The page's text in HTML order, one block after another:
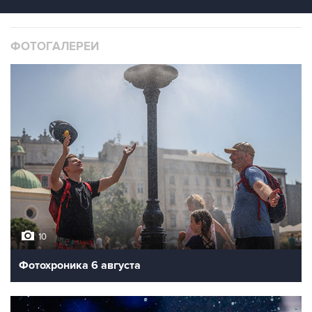
ФОТОГАЛЕРЕИ
10
Фотохроника 6 августа